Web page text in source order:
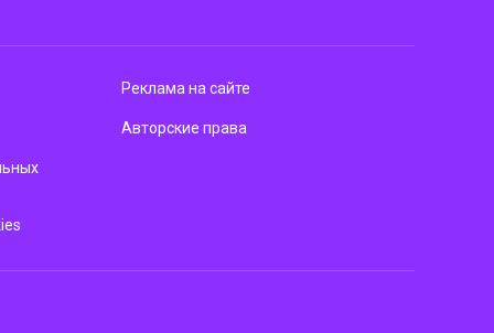
Реклама на сайте
Авторские права